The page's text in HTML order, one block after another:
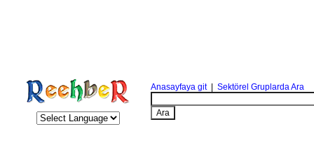
Anasayfaya git| Sektörel Gruplarda Ara